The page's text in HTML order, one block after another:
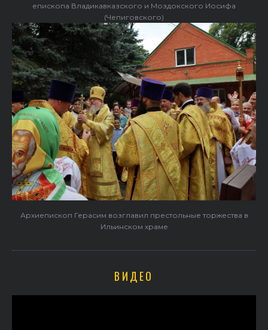
епископа Владикавказского и Моздокского Иосифа
(Чепиговского)
Архиепископ Герасим возглавил престольные торжества в
Ильинском храме
ВИДЕО